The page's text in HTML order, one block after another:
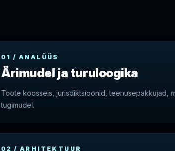
01 / ANALÜÜS
Ärimudel ja turuloogika
Toote koosseis, jurisdiktsioonid, teenusepakkujad,
tugimudel.
02 / ARHITEKTUUR